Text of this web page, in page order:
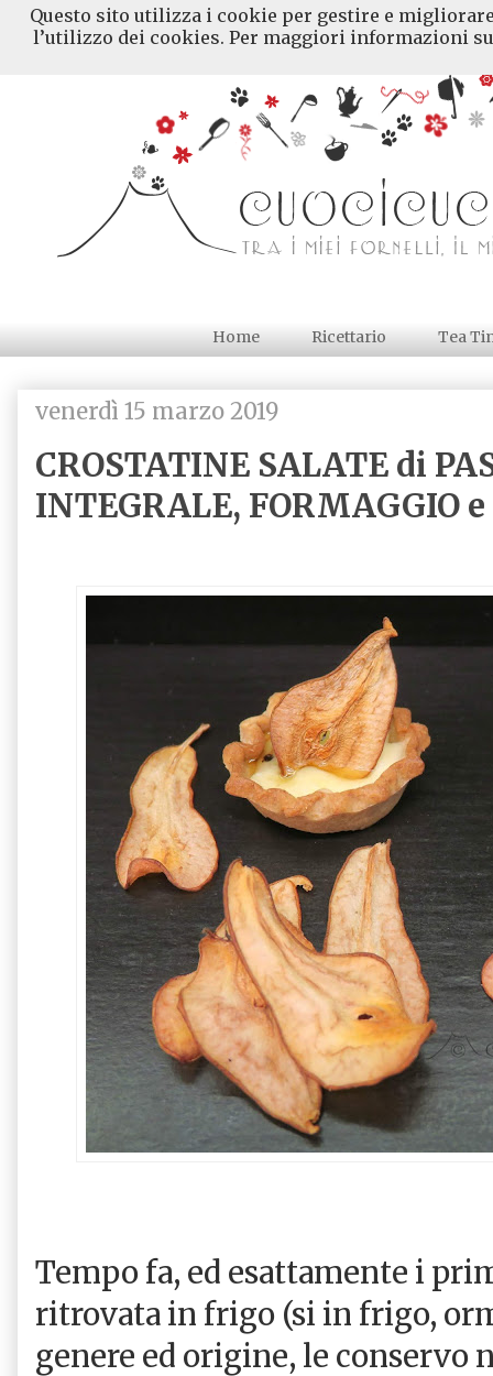
Home Ricettario Tea
venerdì 15 marzo 2019
CROSTATINE SALATE di
INTEGRALE, FORMAGGIO e
Tempo fa, ed esattamente i
ritrovata in frigo (si in frigo,
genere ed origine, le conservo
Questo sito utilizza i cookie per gestire e
l’utilizzo dei cookies. Per maggiori informazioni